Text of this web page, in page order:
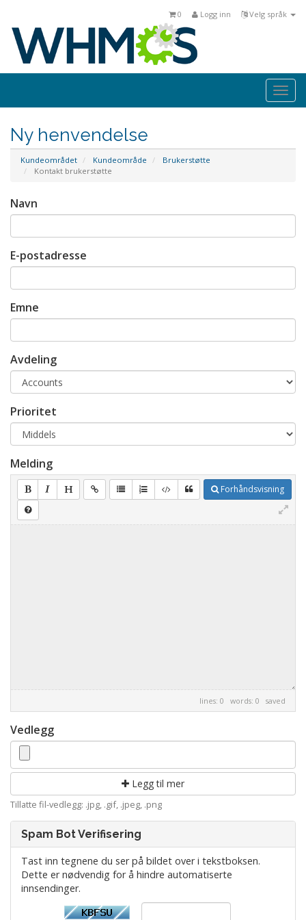
Velg språk
Logg inn
0
Ny henvendelse
Kundeområdet Kundeområde
Brukerstøtte
Kontakt brukerstøtte
Navn
E-postadresse
Emne
Avdeling
Prioritet
Melding
Forhåndsvisning
lines: 0 words: 0 saved
Vedlegg
Legg til mer
Tillatte fil-vedlegg: .jpg, .gif, .jpeg, .png
Spam Bot Verifisering
Tast inn tegnene du ser på bildet over i tekstboksen.
Dette er nødvendig for å hindre automatiserte
innsendinger.